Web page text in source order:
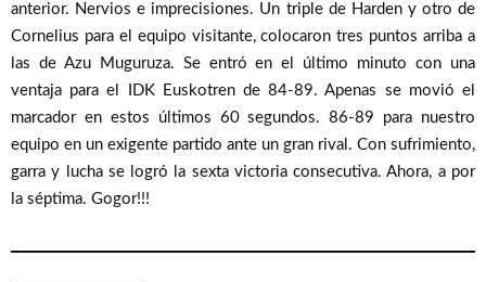
anterior. Nervios e imprecisiones. Un triple de Harden y otro de
Cornelius para el equipo visitante, colocaron tres puntos arriba a
las de Azu Muguruza. Se entró en el último minuto con una
ventaja para el IDK Euskotren de 84-89. Apenas se movió el
marcador en estos últimos 60 segundos. 86-89 para nuestro
equipo en un exigente partido ante un gran rival. Con sufrimiento,
garra y lucha se logró la sexta victoria consecutiva. Ahora, a por
la séptima. Gogor!!!